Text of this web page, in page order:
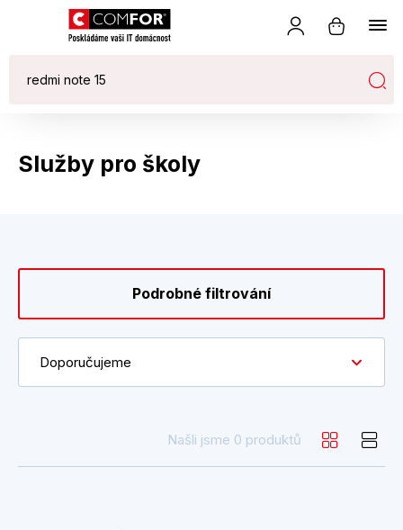
Služby pro školy
Podrobné filtrování
Doporučujeme
Našli jsme 0 produktů